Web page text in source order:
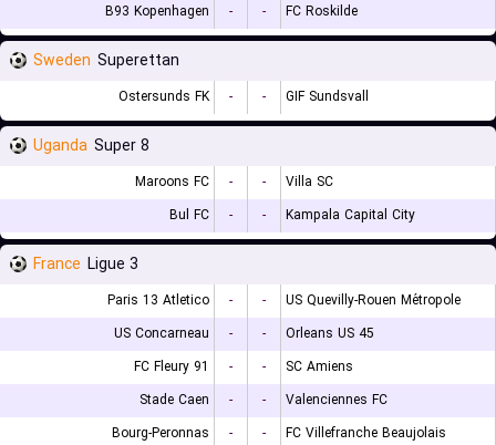
B93 Kopenhagen
- - FC Roskilde
Sweden Superettan
Ostersunds FK - - GIF Sundsvall
Uganda Super 8
Maroons FC - -
Villa SC
Bul FC
- - Kampala Capital City
France Ligue 3
Paris 13 Atletico - -
US Quevilly-Rouen Métropole
US Concarneau
- -
Orleans US 45
FC Fleury 91
- -
SC Amiens
Stade Caen
- -
Valenciennes FC
Bourg-Peronnas
- -
FC Villefranche Beaujolais